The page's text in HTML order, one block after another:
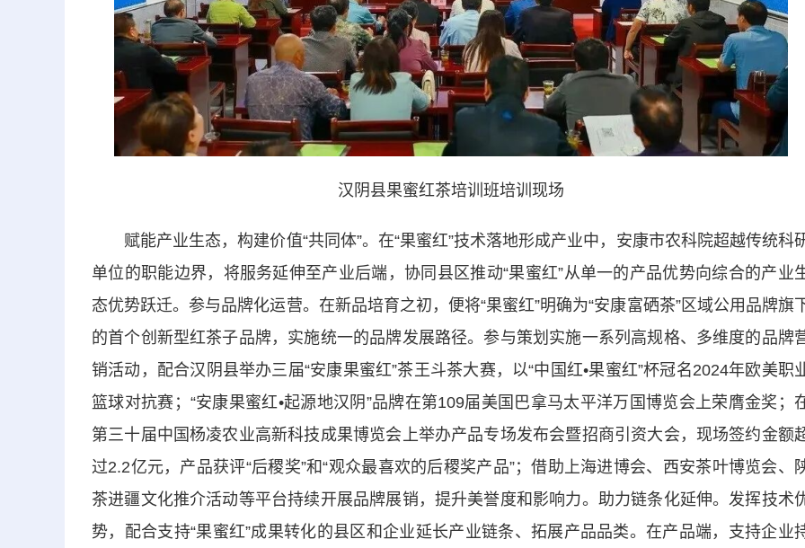
汉阴县果蜜红茶培训班培训现场
赋能产业生态，构建价值“共同体”。在“果蜜红”技术落地形成产业中，安康市农科院超越传统科
单位的职能边界，将服务延伸至产业后端，协同县区推动“果蜜红”从单一的产品优势向综合的产业
态优势跃迁。参与品牌化运营。在新品培育之初，便将“果蜜红”明确为“安康富硒茶”区域公用品牌旗
的首个创新型红茶子品牌，实施统一的品牌发展路径。参与策划实施一系列高规格、多维度的品牌
销活动，配合汉阴县举办三届“安康果蜜红”茶王斗茶大赛，以“中国红•果蜜红”杯冠名2024年欧美职
篮球对抗赛；“安康果蜜红•起源地汉阴”品牌在第109届美国巴拿马太平洋万国博览会上荣膺金奖；
第三十届中国杨凌农业高新科技成果博览会上举办产品专场发布会暨招商引资大会，现场签约金额
过2.2亿元，产品获评“后稷奖”和“观众最喜欢的后稷奖产品”；借助上海进博会、西安茶叶博览会、
茶进疆文化推介活动等平台持续开展品牌展销，提升美誉度和影响力。助力链条化延伸。发挥技术
势，配合支持“果蜜红”成果转化的县区和企业延长产业链条、拓展产品品类。在产品端，支持企业